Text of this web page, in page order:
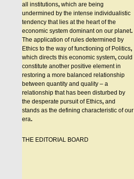
all institutions,which are being
undermined by the intense individualistic
tendency that lies at the heart of the
economic system dominant on our planet.
The application of rules determined by
Ethics to the way of functioning of Politics,
which directs this economic system,could
constitute another positive element in
restoring a more balanced relationship
between quantity and quality – a
relationship that has been disturbed by
the desperate pursuit of Ethics,and
stands as the defining characteristic of our
era.
THE EDITORIAL BOARD